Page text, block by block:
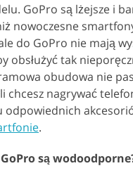
GoPro są lżejsze i
nowoczesne
do GoPro nie mają
obsłużyć tak
obudowa nie
chcesz nagrywać
odpowiednich
.
są